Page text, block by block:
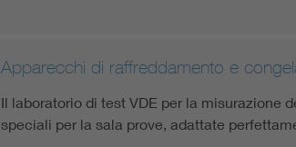
Apparecchi di raffreddamento e
Il laboratorio di test VDE per la misurazione
speciali per la sala prove, adattate